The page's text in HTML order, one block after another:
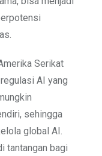
Serikat
AI yang
sehingga
global AI.
tantangan bagi